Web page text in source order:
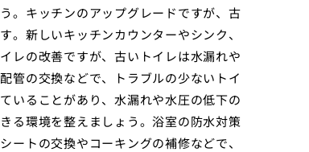
。キッチンのアップグレードですが、古
新しいキッチンカウンターやシンク、
レの改善ですが、古いトイレは水漏れや
管の交換などで、トラブルの少ないトイ
いることがあり、水漏れや水圧の低下の
る環境を整えましょう。浴室の防水対策
トの交換やコーキングの補修などで、